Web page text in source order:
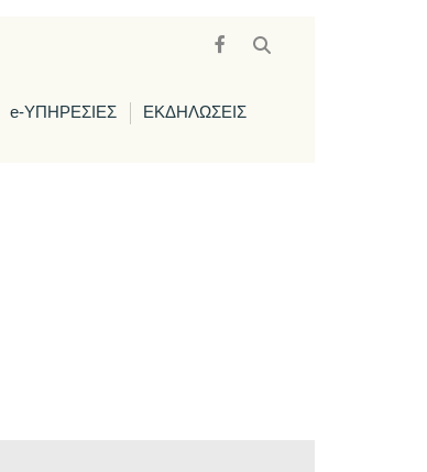
e-ΥΠΗΡΕΣΙΕΣ ΕΚΔΗΛΩΣΕΙΣ